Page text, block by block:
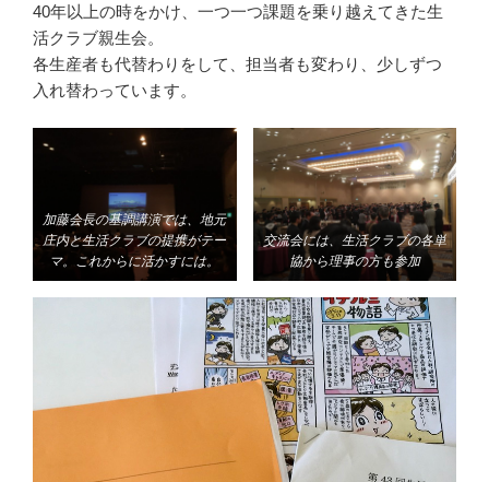
40年以上の時をかけ、一つ一つ課題を乗り越えてきた生
活クラブ親生会。
各生産者も代替わりをして、担当者も変わり、少しずつ
入れ替わっています。
加藤会長の基調講演では、地元
庄内と生活クラブの提携がテー
マ。これからに活かすには。
交流会には、生活クラブの各単
協から理事の方も参加